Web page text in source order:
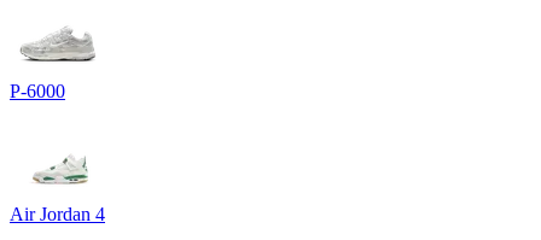
P-6000
Air Jordan 4